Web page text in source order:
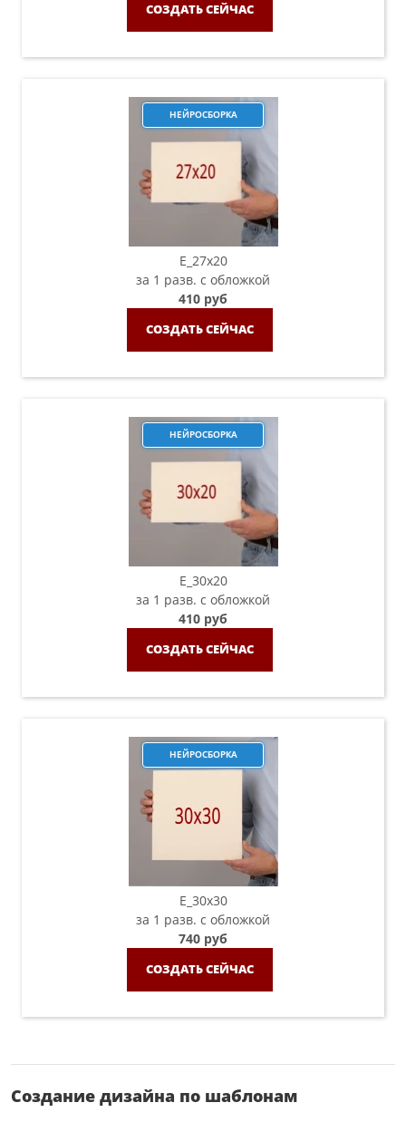
СОЗДАТЬ СЕЙЧАС
НЕЙРОСБОРКА
E_27x20
за 1 разв. с обложкой
410 руб
СОЗДАТЬ СЕЙЧАС
НЕЙРОСБОРКА
E_30x20
за 1 разв. с обложкой
410 руб
СОЗДАТЬ СЕЙЧАС
НЕЙРОСБОРКА
E_30х30
за 1 разв. с обложкой
740 руб
СОЗДАТЬ СЕЙЧАС
Создание дизайна по шаблонам